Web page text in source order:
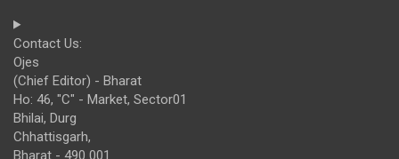
Contact Us:
Ojes
(Chief Editor) - Bharat
Ho: 46, "C" - Market, Sector01
Bhilai, Durg
Chhattisgarh,
Bharat - 490 001